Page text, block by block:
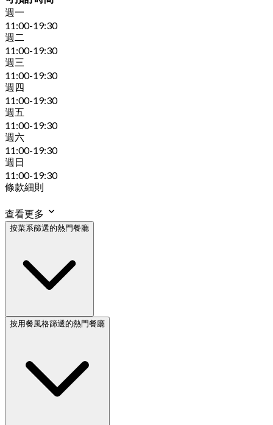
週一
11:00-19:30
週二
11:00-19:30
週三
11:00-19:30
週四
11:00-19:30
週五
11:00-19:30
週六
11:00-19:30
週日
11:00-19:30
條款細則
查看更多
按菜系篩選的熱門餐廳
按用餐風格篩選的熱門餐廳